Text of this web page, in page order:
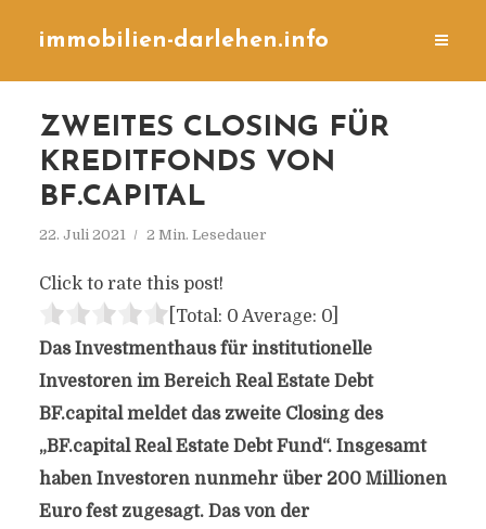
immobilien-darlehen.info
ZWEITES CLOSING FÜR
KREDITFONDS VON
BF.CAPITAL
22. Juli 2021 2 Min. Lesedauer
Click to rate this post!
[Total: 0 Average: 0]
Das Investmenthaus für institutionelle
Investoren im Bereich Real Estate Debt
BF.capital meldet das zweite Closing des
„BF.capital Real Estate Debt Fund“. Insgesamt
haben Investoren nunmehr über 200 Millionen
Euro fest zugesagt. Das von der